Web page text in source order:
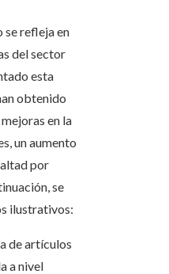
se refleja en
del sector
esta
obtenido
en la
un aumento
por
se
ilustrativos:
de artículos
a nivel